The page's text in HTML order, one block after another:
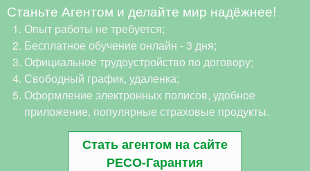
Станьте Агентом и делайте мир надёжнее!
Опыт работы не требуется;
Бесплатное обучение онлайн - 3 дня;
Официальное трудоустройство по договору;
Свободный график, удаленка;
Оформление электронных полисов, удобное
приложение, популярные страховые продукты.
Стать агентом на сайте
РЕСО-Гарантия